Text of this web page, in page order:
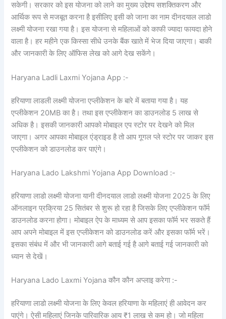
सकेगी। सरकार को इस योजना को लाने का मुख्य उद्देश्य सशक्तिकरण और
आर्थिक रूप से मजबूत करना है इसीलिए इसी को जाना का नाम दीनदयाल लाडो
लक्ष्मी योजना रखा गया है। इस योजना से महिलाओं को काफी ज्यादा फायदा होने
वाला है। हर महीने एक किस्सा सीधे उनके बैंक खाते में भेज दिया जाएगा। बाकी
और जानकारी के लिए ऑफिस लेख को आगे देख सकेंगे।
Haryana Ladli Laxmi Yojana App :-
हरियाणा लाडली लक्ष्मी योजना एप्लीकेशन के बारे में बताया गया है। यह
एप्लीकेशन 20MB का है। तथा इस एप्लीकेशन का डाउनलोड 5 लाख से
अधिक है। इसकी जानकारी आपको मोबाइल एप स्टोर पर देखने को मिल
जाएगा। अगर आपका मोबाइल एंड्राइड है तो आप गूगल प्ले स्टोर पर जाकर इस
एप्लीकेशन को डाउनलोड कर पाएंगे।
Haryana Lado Lakshmi Yojana App Download :-
हरियाणा लाडो लक्ष्मी योजना यानी दीनदयाल लाडो लक्ष्मी योजना 2025 के लिए
ऑनलाइन प्रक्रिया 25 सितंबर से शुरू हो रहा है जिसके लिए एप्लीकेशन फॉर्म
डाउनलोड करना होगा। मोबाइल ऐप के माध्यम से आप इसका फॉर्म भर सकते हैं
आप अपने मोबाइल में इस एप्लीकेशन को डाउनलोड करें और इसका फॉर्म भरें।
इसका संबंध में और भी जानकारी आगे बताई गई है आगे बताई गई जानकारी को
ध्यान से देखें।
Haryana Lado Laxmi Yojana कौन कौन अप्लाइ करेगा :-
हरियाणा लाडो लक्ष्मी योजना के लिए केवल हरियाणा के महिलाएं ही आवेदन कर
पाएंगे। ऐसी महिलाएं जिनके पारिवारिक आय ₹1 लाख से कम हो। जो महिला